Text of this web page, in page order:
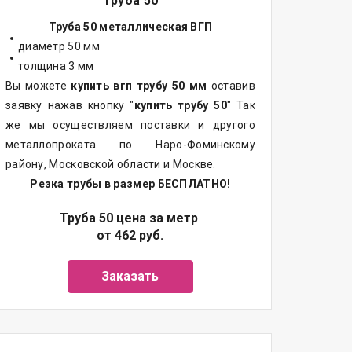
Труба 50 металлическая ВГП
диаметр 50 мм
толщина 3 мм
Вы можете купить вгп трубу 50 мм оставив
заявку нажав кнопку "купить трубу 50" Так
же мы осуществляем поставки и другого
металлопроката по Наро-Фоминскому
району, Московской области и Москве.
Резка трубы в размер БЕСПЛАТНО!
Труба 50 цена за метр
от 462 руб.
Заказать